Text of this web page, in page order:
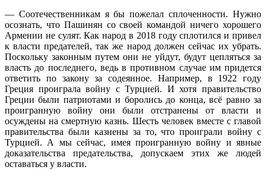
— Соотечественникам я бы пожелал сплоченности. Нужно
осознать, что Пашинян со своей командой ничего хорошего
Армении не сулят. Как народ в 2018 году сплотился и привел
к власти предателей, так же народ должен сейчас их убрать.
Поскольку законным путем они не уйдут, будут цепляться за
власть до последнего, ведь в противном случае им придется
ответить по закону за содеянное. Например, в 1922 году
Греция проиграла войну с Турцией. И хотя правительство
Греции были патриотами и боролись до конца, всё равно за
проигранную войну они были отстранены от власти и
осуждены на смертную казнь. Шесть человек вместе с главой
правительства были казнены за то, что проиграли войну с
Турцией. А мы сейчас, имея проигранную войну и явные
доказательства предательства, допускаем этих же людей
оставаться у власти.